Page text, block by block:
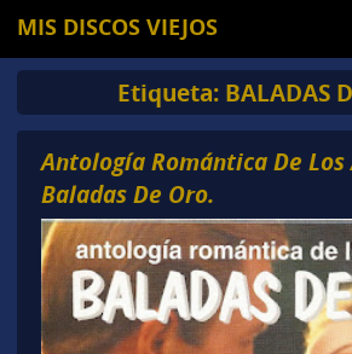
MIS DISCOS VIEJOS
Etiqueta: BALADAS
Antología Romántica De Los
Baladas De Oro.